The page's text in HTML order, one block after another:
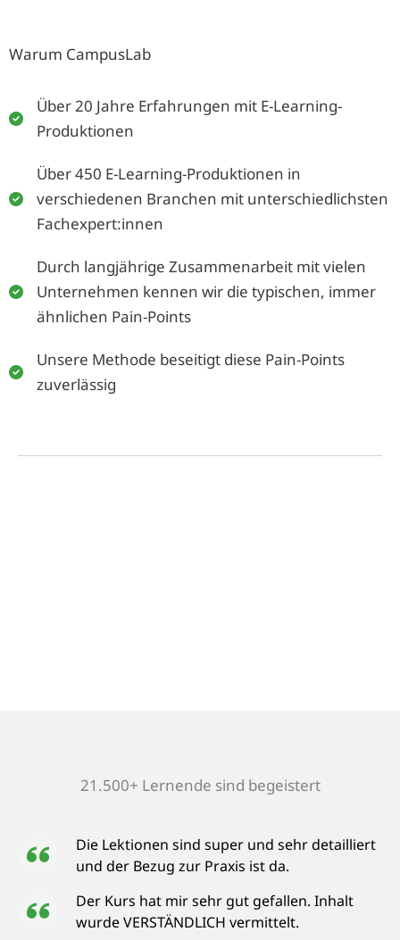
Warum CampusLab
Über 20 Jahre Erfahrungen mit E-Learning-
Produktionen
Über 450 E-Learning-Produktionen in
verschiedenen Branchen mit unterschiedlichsten
Fachexpert:innen
Durch langjährige Zusammenarbeit mit vielen
Unternehmen kennen wir die typischen, immer
ähnlichen Pain-Points
Unsere Methode beseitigt diese Pain-Points
zuverlässig
21.500+ Lernende sind begeistert
Die Lektionen sind super und sehr detailliert
und der Bezug zur Praxis ist da.
Der Kurs hat mir sehr gut gefallen. Inhalt
wurde VERSTÄNDLICH vermittelt.